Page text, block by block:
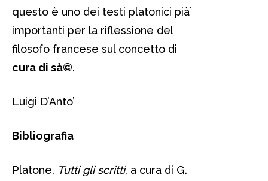
questo è uno dei testi platonici pià¹
importanti per la riflessione del
filosofo francese sul concetto di
cura di sà©.
Luigi D’Anto’
Bibliografia
Platone, Tutti gli scritti, a cura di G.